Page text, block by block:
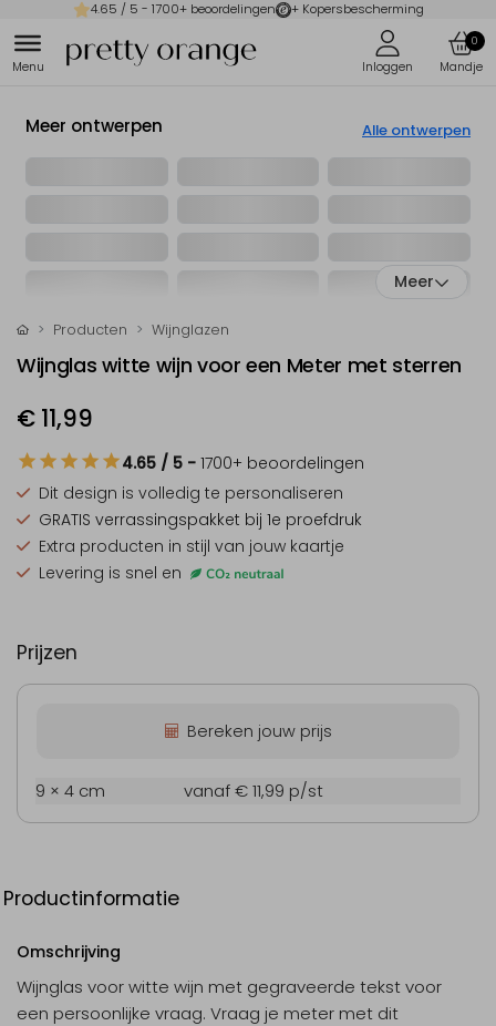
4.65 / 5 - 1700+ beoordelingen + Kopersbescherming
0
Meer ontwerpen Alle ontwerpen
Meer
Producten Wijnglazen
Wijnglas witte wijn voor een Meter met sterren
€ 11,99
4.65 / 5 - 1700+ beoordelingen
Dit design is volledig te personaliseren
GRATIS verrassingspakket bij 1e proefdruk
Extra producten in stijl van jouw kaartje
Levering is snel en
Prijzen
Bereken jouw prijs
9 × 4 cm vanaf € 11,99 p/st
Productinformatie
Omschrijving
Wijnglas voor witte wijn met gegraveerde tekst voor
een persoonlijke vraag. Vraag je meter met dit